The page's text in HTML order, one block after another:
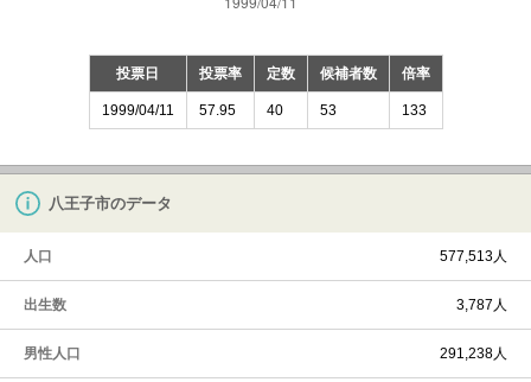
投票日 投票率 定数 候補者数 倍率
1999/04/11 57.95 40 53 133
八王子市のデータ
人口 577,513人
出生数 3,787人
男性人口 291,238人